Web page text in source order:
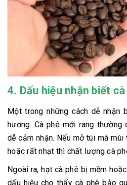
4. Dấu hiệu nhận biết
Một trong những cách dễ nhận
hương. Cà phê mới rang
dễ cảm nhận. Nếu mở túi mà
hoặc rất nhạt thì chất lượng cà
Ngoài ra, hạt cà phê bị mềm
dấu hiệu cho thấy cà phê bảo